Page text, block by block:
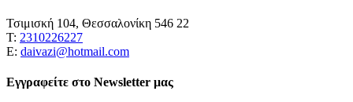
Τσιμισκή 104, Θεσσαλονίκη 546 22
Τ: 2310226227
Ε: daivazi@hotmail.com
Εγγραφείτε στο Newsletter μας